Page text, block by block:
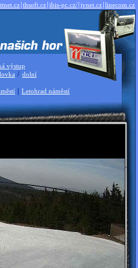
ttnet.cz|thsoft.cz|ibis-pc.cz/|jvnet.cz|linecom.cz
výstup
/ dolní
| Letohrad náměstí